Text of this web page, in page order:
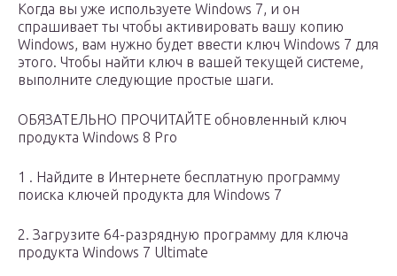
Когда вы уже используете Windows 7, и он
спрашивает ты чтобы активировать вашу копию
Windows, вам нужно будет ввести ключ Windows 7 для
этого. Чтобы найти ключ в вашей текущей системе,
выполните следующие простые шаги.
ОБЯЗАТЕЛЬНО ПРОЧИТАЙТЕ обновленный ключ
продукта Windows 8 Pro
1 . Найдите в Интернете бесплатную программу
поиска ключей продукта для Windows 7
2. Загрузите 64-разрядную программу для ключа
продукта Windows 7 Ultimate